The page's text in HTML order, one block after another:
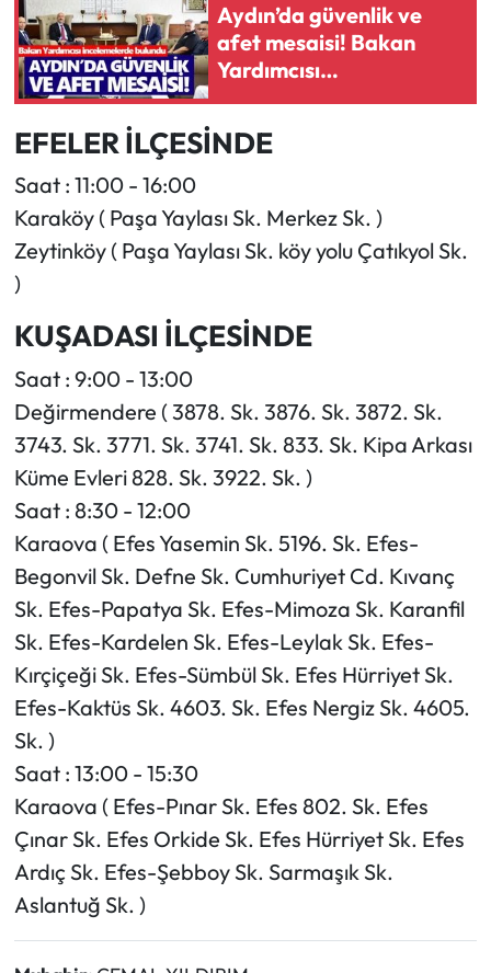
Aydın’da güvenlik ve
afet mesaisi! Bakan
Yardımcısı
incelemelerde bulundu
EFELER İLÇESİNDE
Saat : 11:00 - 16:00
Karaköy ( Paşa Yaylası Sk. Merkez Sk. )
Zeytinköy ( Paşa Yaylası Sk. köy yolu Çatıkyol Sk.
)
KUŞADASI İLÇESİNDE
Saat : 9:00 - 13:00
Değirmendere ( 3878. Sk. 3876. Sk. 3872. Sk.
3743. Sk. 3771. Sk. 3741. Sk. 833. Sk. Kipa Arkası
Küme Evleri 828. Sk. 3922. Sk. )
Saat : 8:30 - 12:00
Karaova ( Efes Yasemin Sk. 5196. Sk. Efes-
Begonvil Sk. Defne Sk. Cumhuriyet Cd. Kıvanç
Sk. Efes-Papatya Sk. Efes-Mimoza Sk. Karanfil
Sk. Efes-Kardelen Sk. Efes-Leylak Sk. Efes-
Kırçiçeği Sk. Efes-Sümbül Sk. Efes Hürriyet Sk.
Efes-Kaktüs Sk. 4603. Sk. Efes Nergiz Sk. 4605.
Sk. )
Saat : 13:00 - 15:30
Karaova ( Efes-Pınar Sk. Efes 802. Sk. Efes
Çınar Sk. Efes Orkide Sk. Efes Hürriyet Sk. Efes
Ardıç Sk. Efes-Şebboy Sk. Sarmaşık Sk.
Aslantuğ Sk. )